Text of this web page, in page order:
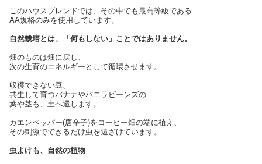
このハウスブレンドでは、その中でも最高等級である
AA規格のみを使用しています。
自然栽培とは、「何もしない」ことではありません。
畑のものは畑に戻し、
次の生育のエネルギーとして循環させます。
収穫できない豆、
共生して育つバナナやバニラビーンズの
葉や茎も、土へ還します。
カエンペッパー(唐辛子)をコーヒー畑の端に植え、
その刺激でできるだけ虫を遠ざけています。
虫よけも、自然の植物